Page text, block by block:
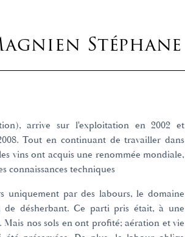
Stéphane
arrive sur l'exploitation en 2002 et
Tout en continuant de travailler dans
vins ont acquis une renommée mondiale,
connaissances techniques
uniquement par des labours, le domaine
de désherbant. Ce parti pris était, à une
nos sols en ont profité; aération et vie